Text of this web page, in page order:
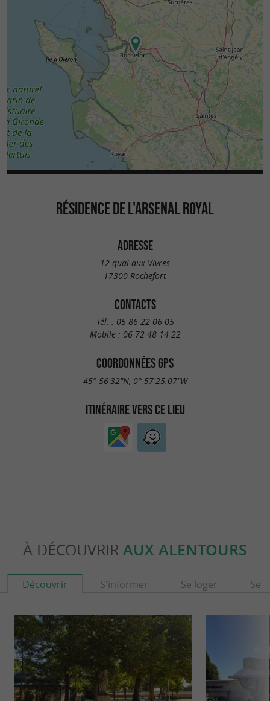
RÉSIDENCE DE L'ARSENAL ROYAL
ADRESSE
12 quai aux Vivres
17300 Rochefort
CONTACTS
Tél. : 05 86 22 06 05
Mobile : 06 72 48 14 22
COORDONNÉES GPS
45° 56'32"N, 0° 57'25.07"W
ITINÉRAIRE VERS CE LIEU
À DÉCOUVRIR AUX ALENTOURS
Découvrir S'informer Se loger Se